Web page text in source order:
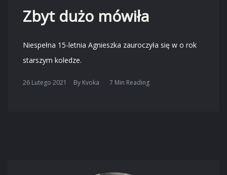
Zbyt dużo mówiła
Niespełna 15-letnia Agnieszka zauroczyła się w o rok
starszym koledze.
26 Lutego 2021 By Kvoka 7 Min Reading